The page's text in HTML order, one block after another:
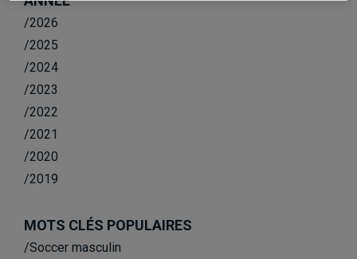
/2026
/2025
/2024
/2023
/2022
/2021
/2020
/2019
MOTS CLÉS POPULAIRES
/Soccer masculin